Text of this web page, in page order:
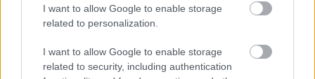
I want to allow Google to enable storage
related to personalization.
I want to allow Google to enable storage
related to security, including authentication
Melissa Sloan (@melissa.sloan.357284) által megosztott bejegyzés